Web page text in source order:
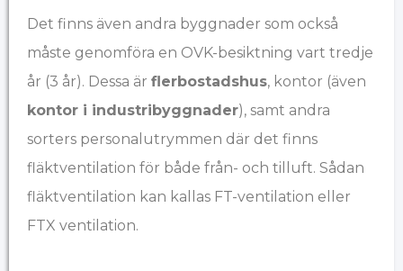
Det finns även andra byggnader som också
måste genomföra en OVK-besiktning vart tredje
år (3 år). Dessa är flerbostadshus, kontor (även
kontor i industribyggnader), samt andra
sorters personalutrymmen där det finns
fläktventilation för både från- och tilluft. Sådan
fläktventilation kan kallas FT-ventilation eller
FTX ventilation.